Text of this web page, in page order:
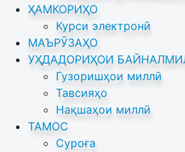
ҲАМКОРИҲО
Курси электронӣ
МАЪРӮЗАҲО
УҲДАДОРИҲОИ
Гузоришҳои миллӣ
Тавсияҳо
Нақшаҳои миллӣ
ТАМОС
Суроға